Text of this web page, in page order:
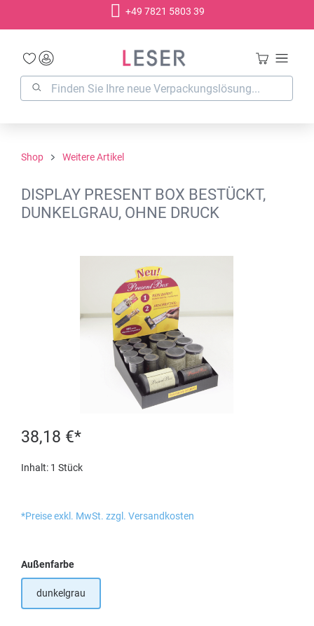
+49 7821 5803 39
Shop Weitere Artikel
DISPLAY PRESENT BOX BESTÜCKT,
DUNKELGRAU, OHNE DRUCK
38,18 €*
Inhalt: 1 Stück
*Preise exkl. MwSt. zzgl. Versandkosten
Außenfarbeauswählen
dunkelgrau